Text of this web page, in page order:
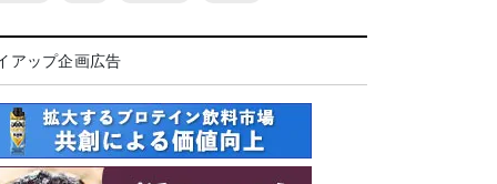
アップ企画広告